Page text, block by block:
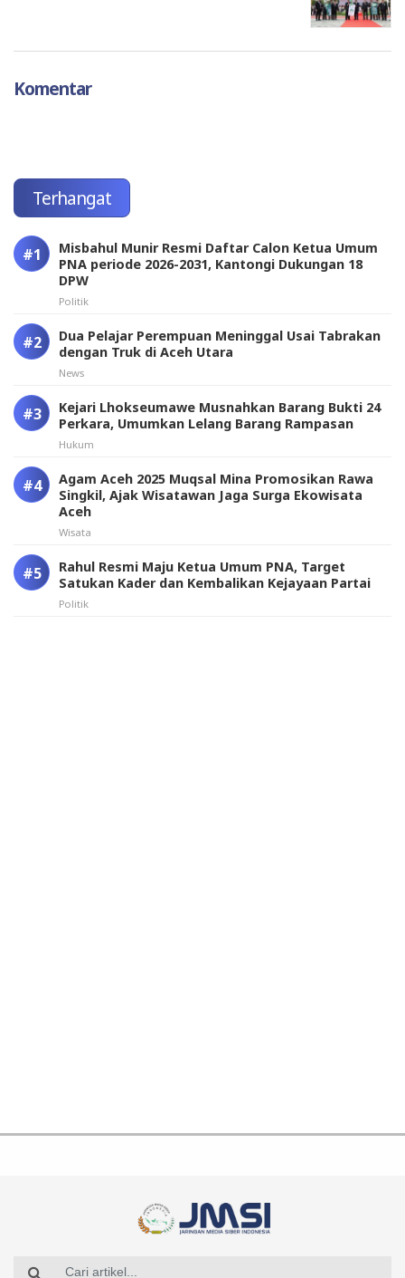
Komentar
Terhangat
Misbahul Munir Resmi Daftar Calon Ketua Umum
PNA periode 2026-2031, Kantongi Dukungan 18
DPW
Politik
Dua Pelajar Perempuan Meninggal Usai Tabrakan
dengan Truk di Aceh Utara
News
Kejari Lhokseumawe Musnahkan Barang Bukti 24
Perkara, Umumkan Lelang Barang Rampasan
Hukum
Agam Aceh 2025 Muqsal Mina Promosikan Rawa
Singkil, Ajak Wisatawan Jaga Surga Ekowisata
Aceh
Wisata
Rahul Resmi Maju Ketua Umum PNA, Target
Satukan Kader dan Kembalikan Kejayaan Partai
Politik